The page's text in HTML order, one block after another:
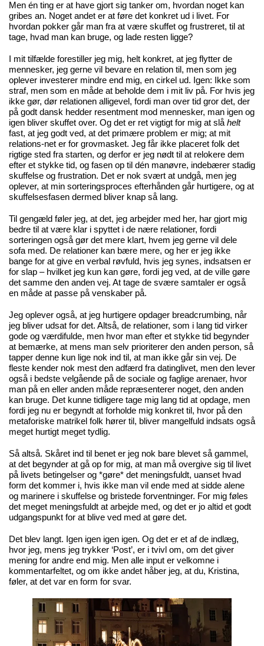
Men én ting er at have gjort sig tanker om, hvordan noget kan
gribes an. Noget andet er at føre det konkret ud i livet. For
hvordan pokker går man fra at være skuffet og frustreret, til at
tage, hvad man kan bruge, og lade resten ligge?
I mit tilfælde forestiller jeg mig, helt konkret, at jeg flytter de
mennesker, jeg gerne vil bevare en relation til, men som jeg
oplever investerer mindre end mig, en cirkel ud. Igen: Ikke som
straf, men som en måde at beholde dem i mit liv på. For hvis jeg
ikke gør, dør relationen alligevel, fordi man over tid gror det, der
på godt dansk hedder resentment mod mennesker, man igen og
igen bliver skuffet over. Og det er ret vigtigt for mig at slåhelt
fast, at jeg godt ved, at det primære problem er mig; at mit
relations-net er for grovmasket. Jeg får ikke placeret folk det
rigtige sted fra starten, og derfor er jeg nødt til at relokere dem
efter et stykke tid, og fasen op til dén manøvre, indebærer stadig
skuffelse og frustration. Det er nok svært at undgå, men jeg
oplever, at min sorteringsproces efterhånden går hurtigere, og at
skuffelsesfasen dermed bliver knap så lang.
Til gengæld føler jeg, at det, jeg arbejder med her, har gjort mig
bedre til at være klar i spyttet i de nære relationer, fordi
sorteringen også gør det mere klart, hvem jeg gerne vil dele
sofa med. De relationer kan bære mere, og her er jeg ikke
bange for at give en verbal røvfuld, hvis jeg synes, indsatsen er
for slap – hvilket jeg kun kan gøre, fordi jeg ved, at de ville gøre
det samme den anden vej. At tage de svære samtaler er også
en måde at passe på venskaber på.
Jeg oplever også, at jeg hurtigere opdager breadcrumbing, når
jeg bliver udsat for det. Altså, de relationer, som i lang tid virker
gode og værdifulde, men hvor man efter et stykke tid begynder
at bemærke, at mens man selv prioriterer den anden person, så
tapper denne kun lige nok ind til, at man ikke går sin vej. De
fleste kender nok mest den adfærd fra datinglivet, men den lever
også i bedste velgående på de sociale og faglige arenaer, hvor
man på en eller anden måde repræsenterer noget, den anden
kan bruge. Det kunne tidligere tage mig lang tid at opdage, men
fordi jeg nu er begyndt at forholde mig konkret til, hvor på den
metaforiske matrikel folk hører til, bliver mangelfuld indsats også
meget hurtigt meget tydlig.
Så altså. Skåret ind til benet er jeg nok bare blevet så gammel,
at det begynder at gå op for mig, at man må overgive sig til livet
på livets betingelser og *gøre* det meningsfuldt, uanset hvad
form det kommer i, hvis ikke man vil ende med at sidde alene
og marinere i skuffelse og bristede forventninger. For mig føles
det meget meningsfuldt at arbejde med, og det er jo altid et godt
udgangspunkt for at blive ved med at gøre det.
Det blev langt. Igen igen igen igen. Og det er et af de indlæg,
hvor jeg, mens jeg trykker ‘Post’, er i tvivl om, om det giver
mening for andre end mig. Men alle input er velkomne i
kommentarfeltet, og om ikke andet håber jeg, at du, Kristina,
føler, at det var en form for svar.